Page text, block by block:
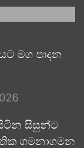
මග පාදන
සිසුන්ට
ගමනාගමන